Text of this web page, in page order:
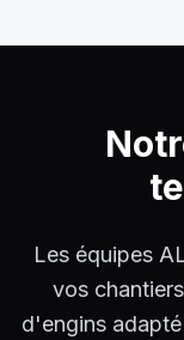
Les équipes
vos
d'engins